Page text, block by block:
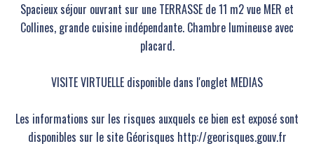
Spacieux séjour ouvrant sur une TERRASSE de 11 m2 vue MER et
Collines, grande cuisine indépendante. Chambre lumineuse avec
placard.
VISITE VIRTUELLE disponible dans l'onglet MEDIAS
Les informations sur les risques auxquels ce bien est exposé sont
disponibles sur le site Géorisques http://georisques.gouv.fr